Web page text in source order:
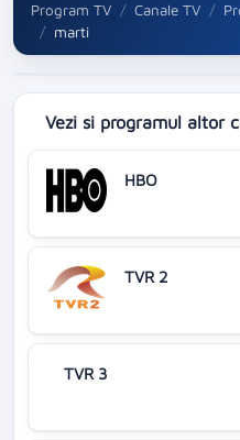
Program TV Canale TV
marti
Vezi si programul altor
HBO
TVR 2
TVR 3